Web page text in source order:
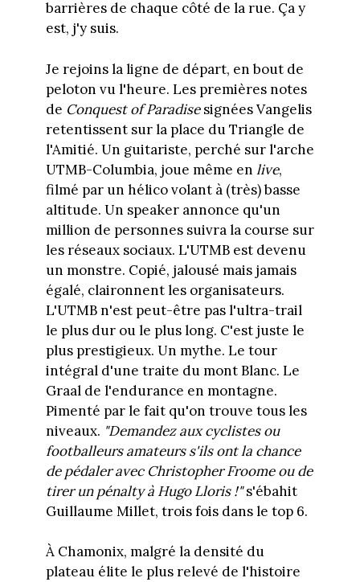
barrières de chaque côté de la rue. Ça y
est, j'y suis.
Je rejoins la ligne de départ, en bout de
peloton vu l'heure. Les premières notes
de Conquest of Paradisesignées Vangelis
retentissent sur la place du Triangle de
l'Amitié. Un guitariste, perché sur l'arche
UTMB-Columbia, joue même en live,
filmé par un hélico volant à (très) basse
altitude. Un speaker annonce qu'un
million de personnes suivra la course sur
les réseaux sociaux. L'UTMB est devenu
un monstre. Copié, jalousé mais jamais
égalé, claironnent les organisateurs.
L'UTMB n'est peut-être pas l'ultra-trail
le plus dur ou le plus long. C'est juste le
plus prestigieux. Un mythe. Le tour
intégral d'une traite du mont Blanc. Le
Graal de l'endurance en montagne.
Pimenté par le fait qu'on trouve tous les
niveaux. "Demandez aux cyclistes ou
footballeurs amateurs s'ils ont la chance
de pédaler avec Christopher Froome ou de
tirer un pénalty à Hugo Lloris !"s'ébahit
Guillaume Millet, trois fois dans le top 6.
À Chamonix, malgré la densité du
plateau élite le plus relevé de l'histoire